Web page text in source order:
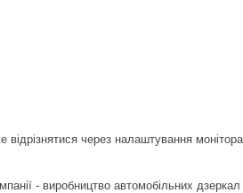
через налаштування монітора.
- виробництво автомобільних